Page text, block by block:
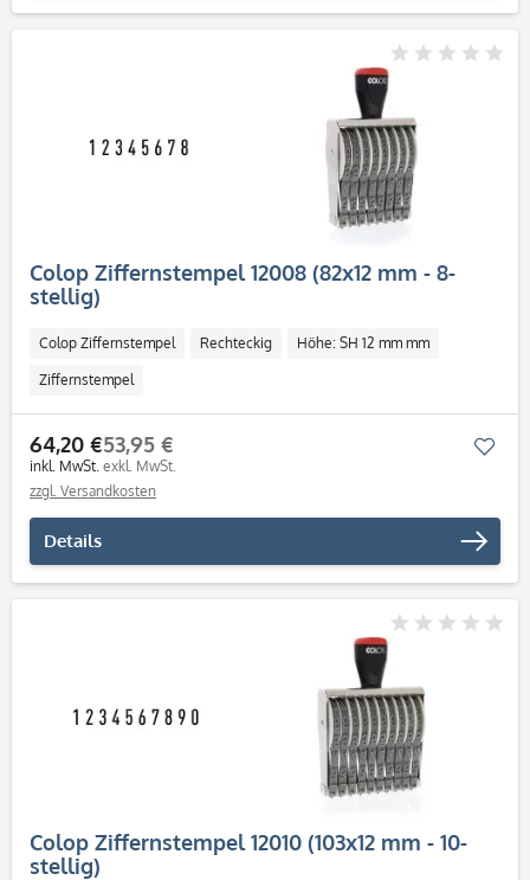
Colop Ziffernstempel 12008 (82x12 mm - 8-
stellig)
Colop Ziffernstempel Rechteckig Höhe: SH 12 mm mm
Ziffernstempel
64,20 €
inkl. MwSt.
53,95 €
exkl. MwSt.
zzgl. Versandkosten
Details
Colop Ziffernstempel 12010 (103x12 mm - 10-
stellig)